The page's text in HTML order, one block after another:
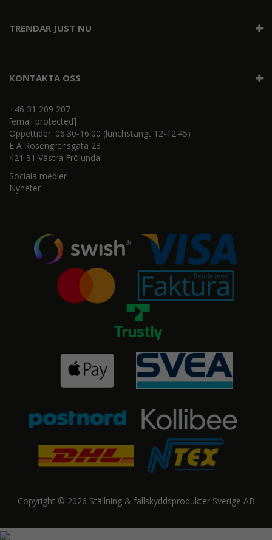
KONTAKTA OSS
+46 31 209 207
[email protected]
Öppettider: 06:30-16:00 (lunchstängt 12-12:45)
E A Rosengrensgata 23
421 31 Västra Frölunda
Sociala medier
Nyheter
TRENDAR JUST NU
Copyright © 2026 Ställning & fallskyddsprodukter Sverige AB